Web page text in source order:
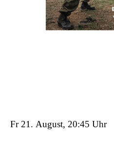
Fr 21. August, 20:45 Uhr